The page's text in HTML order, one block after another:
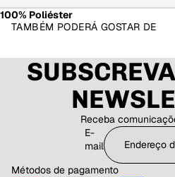
100% Poliéster
TAMBÉM PODERÁ GOSTAR DE
Receba
E-
mail
Métodos de pagamento